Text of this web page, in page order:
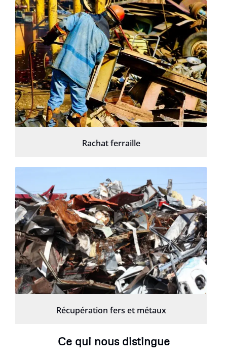
Rachat ferraille
Récupération fers et métaux
Ce qui nous distingue